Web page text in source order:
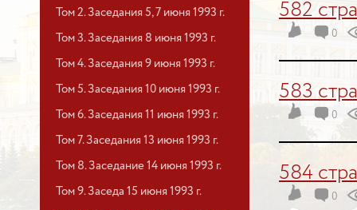
Том 2. Заседания 5, 7 июня 1993 г.
Том 3. Заседания 8 июня 1993 г.
Том 4. Заседания 9 июня 1993 г.
Том 5. Заседания 10 июня 1993 г.
Том 6. Заседания 11 июня 1993 г.
Том 7. Заседания 13 июня 1993 г.
Том 8. Заседание 14 июня 1993 г.
Том 9. Заседа 15 июня 1993 г.
582
0
583
0
584
0